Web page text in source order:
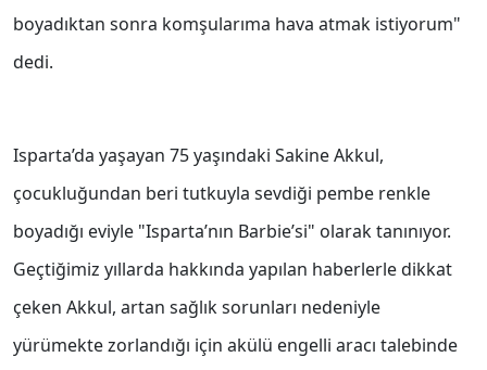
boyadıktan sonra komşularıma hava atmak istiyorum"
dedi.
Isparta’da yaşayan 75 yaşındaki Sakine Akkul,
çocukluğundan beri tutkuyla sevdiği pembe renkle
boyadığı eviyle "Isparta’nın Barbie’si" olarak tanınıyor.
Geçtiğimiz yıllarda hakkında yapılan haberlerle dikkat
çeken Akkul, artan sağlık sorunları nedeniyle
yürümekte zorlandığı için akülü engelli aracı talebinde